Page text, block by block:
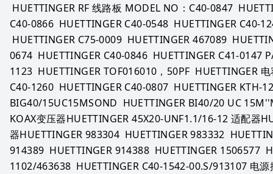
HUETTINGER RF 线路板 MODEL NO：C40-0847
C40-0866  HUETTINGER C40-0548  HUETTINGER C40-
HUETTINGER C75-0009  HUETTINGER 467089
0674  HUETTINGER C40-0846  HUETTINGER C41-0147
1123  HUETTINGER TOF016010，50PF  HUETTINGER
C40-1260  HUETTINGER C40-0807  HUETTINGER
BIG40/15UC15MSOND  HUETTINGER BI40/20 UC
KOAX变压器HUETTINGER 45X20-UNF1.1/16-12 适配器
器HUETTINGER 983304  HUETTINGER 983332
914389  HUETTINGER 914388  HUETTINGER 1506577
1102/463638  HUETTINGER C40-1542-00.S/913107 电